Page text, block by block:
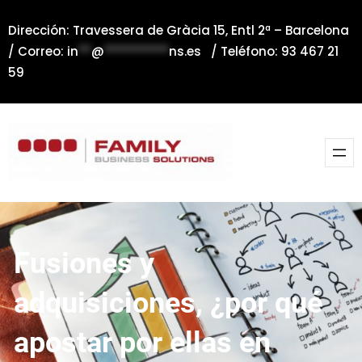
al
contenido
Dirección: Travessera de Gràcia 15, Entl 2ª – Barcelona
/ Correo: in**@**********ns.es / Teléfono: 93 467 21
59
Fusiones y
adquisiciones, ¿por qué
apostar por ellas en